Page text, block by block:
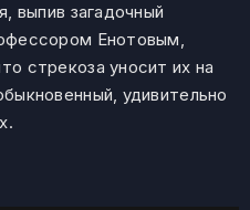
выпив загадочный
Енотовым,
стрекоза уносит их на
удивительно